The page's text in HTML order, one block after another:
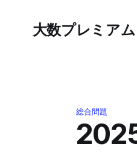
大数プレミアム
総合問題